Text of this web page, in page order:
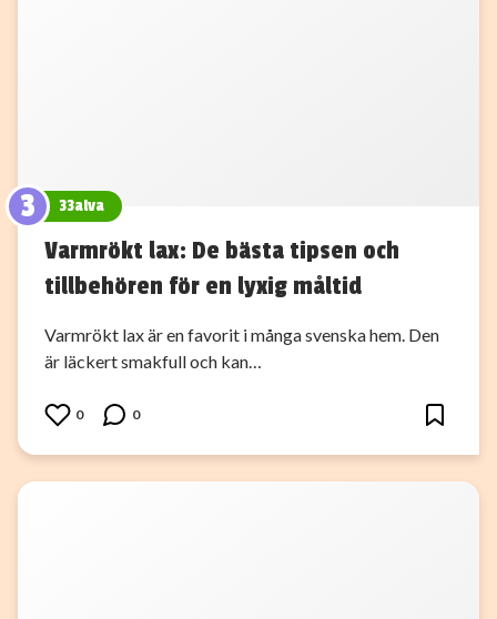
3 33alva
Varmrökt lax: De bästa tipsen och
tillbehören för en lyxig måltid
Varmrökt lax är en favorit i många svenska hem. Den
är läckert smakfull och kan…
0 0